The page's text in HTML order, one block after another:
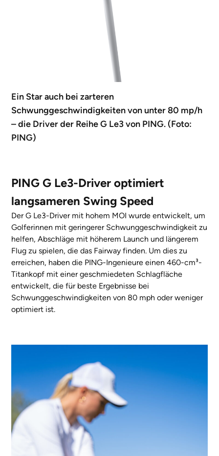
Ein Star auch bei zarteren
Schwunggeschwindigkeiten von unter 80 mp/h
– die Driver der Reihe G Le3 von PING. (Foto:
PING)
PING G Le3-Driver optimiert
langsameren Swing Speed
Der G Le3-Driver mit hohem MOI wurde entwickelt, um
Golferinnen mit geringerer Schwunggeschwindigkeit zu
helfen, Abschläge mit höherem Launch und längerem
Flug zu spielen, die das Fairway finden. Um dies zu
erreichen, haben die PING-Ingenieure einen 460-cm³-
Titankopf mit einer geschmiedeten Schlagfläche
entwickelt, die für beste Ergebnisse bei
Schwunggeschwindigkeiten von 80 mph oder weniger
optimiert ist.